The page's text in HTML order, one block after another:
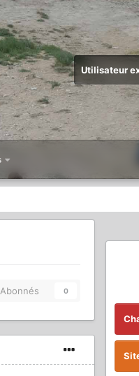
Utilisateur
Abonnés 0